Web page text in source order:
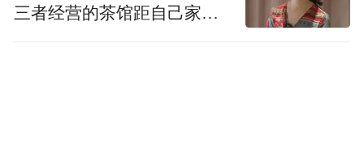
三者经营的茶馆距自己家步